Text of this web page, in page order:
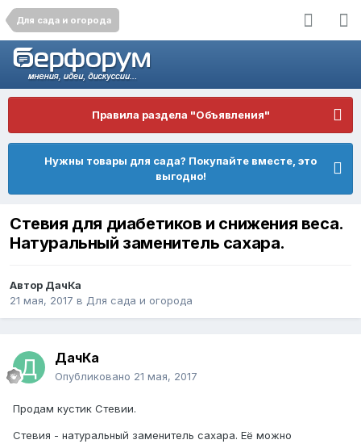
Для сада и огорода
Правила раздела "Объявления"
Нужны товары для сада? Покупайте вместе, это
выгодно!
Стевия для диабетиков и снижения веса.
Натуральный заменитель сахара.
Автор ДачКа
21 мая, 2017 в Для сада и огорода
ДачКа
Опубликовано 21 мая, 2017
Продам кустик Стевии.
Стевия - натуральный заменитель сахара. Её можно